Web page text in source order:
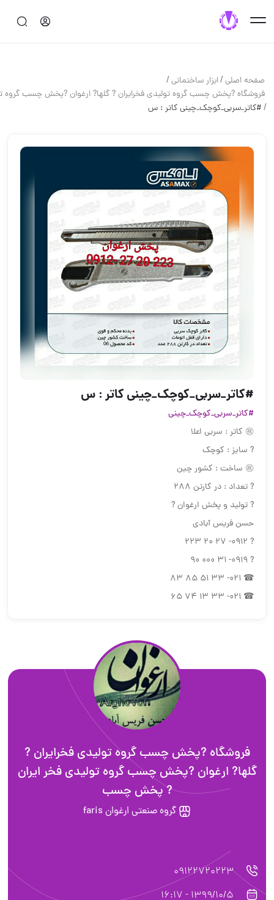
صفحه اصلی/ابزار ساختماني/
فروشگاه ?پخش چسب گروه تولیدی فخرایران ? گلها? ارغوان ?پخش چسب
/#کاتر_سربی_کوچک_چینی️ کاتر : س
#کاتر_سربی_کوچک_چینی️ کاتر : س
#کاتر_سربی_کوچک_چینی
㊗️ کاتر : سربی اعلا
? سایز : کوچک
㊗️ ساخت : کشور چین
? تعداد : در کارتن 288
? تولید و پخش ارغوان ?
حسن فریس آبادی
? 0912- 27 20 223
? 0919- 31 000 90
☎ 021- 33 51 85 83
☎ 021- 33 13 74 65
فروشگاه ?پخش چسب گروه تولیدی فخرایران ?
گلها? ارغوان ?پخش چسب گروه تولیدی فخر ایران
? پخش چسب
گروه صنعتی ارغوان faris
09122720223
1399/10/5 - 16:17